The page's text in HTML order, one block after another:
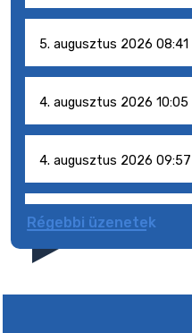
5. augusztus 2026 08:41
4. augusztus 2026 10:05
4. augusztus 2026 09:57
4. augusztus 2026 09:51
Régebbi üzenetek